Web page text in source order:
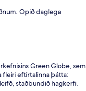
Opið daglega
Green Globe, sem
fleiri eftirtalinna þátta:
staðbundið hagkerfi.